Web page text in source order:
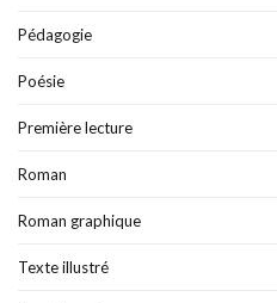
Pédagogie
Poésie
Première lecture
Roman
Roman graphique
Texte illustré